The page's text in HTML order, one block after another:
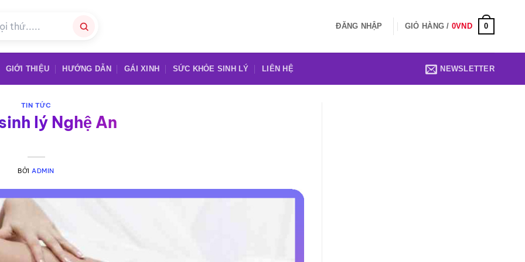
ĐĂNG NHẬP GIỎ HÀNG / 0VND 0
GIỚI THIỆU HƯỚNG DẪN GÁI XINH SỨC KHỎE SINH LÝ LIÊN HỆ NEWSLETTER
TIN TỨC
lý Nghệ An
BỞIADMIN